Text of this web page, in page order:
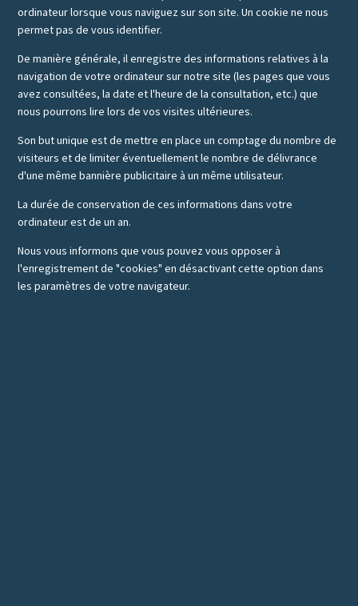
ordinateur lorsque vous naviguez sur son site. Un cookie ne nous
permet pas de vous identifier.
De manière générale, il enregistre des informations relatives à la
navigation de votre ordinateur sur notre site (les pages que vous
avez consultées, la date et l'heure de la consultation, etc.) que
nous pourrons lire lors de vos visites ultérieures.
Son but unique est de mettre en place un comptage du nombre de
visiteurs et de limiter éventuellement le nombre de délivrance
d'une même bannière publicitaire à un même utilisateur.
La durée de conservation de ces informations dans votre
ordinateur est de un an.
Nous vous informons que vous pouvez vous opposer à
l'enregistrement de "cookies" en désactivant cette option dans
les paramètres de votre navigateur.